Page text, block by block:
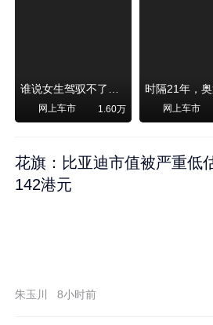
谁说女生驾驭不了大SUV？看我开问界M6驰骋坝上草原！
网上车市 1.60万 网上车市
花旗：比亚迪市值被严重低
142港元
朱玉川 8小时前